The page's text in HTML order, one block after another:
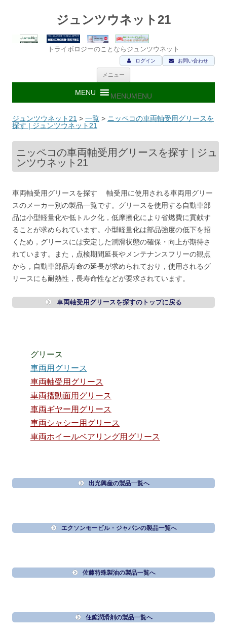
ジュンツウネット21
トライボロジーのことならジュンツウネット
お問い合わせ
ログイン
メニュー
ン
ツ
キ
MENUMENU
ジュンツウネット21 > 一覧 > ニッペコの車両軸受用グリースを
探す | ジュンツウネット21
ニッペコの車両軸受用グリースを探す | ジュ
ンツウネット21
車両軸受用グリースを探す 軸受用に使用される車両用グリー
スのメーカー別の製品一覧です。グリースを使用する自動車部
品は小型軽量化や低トルク化，低摩擦化により省燃費に貢献す
ることが求められています。小型軽量化は部品強度の低下を招
くため，グリースには安定した潤滑状態の確保・向上が期待さ
れています。また，点検期間延長やメンテナンスフリーの観点
から，自動車部品寿命の延長が求められており，使用されるグ
リースにも耐熱性，長寿命性などが要求されています。
車両軸受用グリースを探すのトップに戻る
グリース
車両用グリース
車両軸受用グリース
車両摺動面用グリース
車両ギヤー用グリース
車両シャシー用グリース
車両ホイールベアリング用グリース
出光興産の製品一覧へ
エクソンモービル・ジャパンの製品一覧へ
佐藤特殊製油の製品一覧へ
住鉱潤滑剤の製品一覧へ